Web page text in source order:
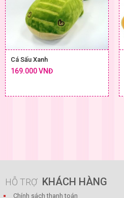
Cá Sấu Xanh
169.000 VNĐ
HỖ TRỢ KHÁCH HÀNG
Chính sách thanh toán